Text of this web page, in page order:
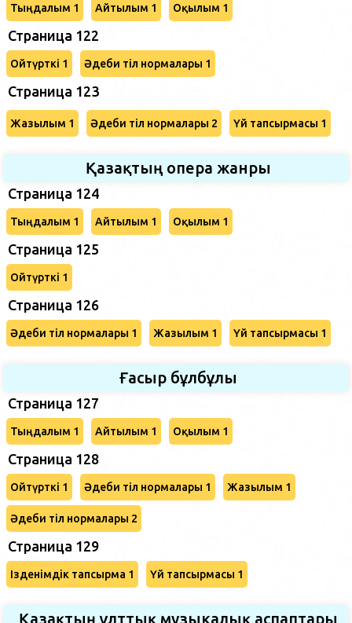
Тыңдалым 1 Айтылым 1 Оқылым 1
Страница 122
Ойтүрткі 1 Әдеби тіл нормалары 1
Страница 123
Жазылым 1 Әдеби тіл нормалары 2 Үй тапсырмасы 1
Қазақтың опера жанры
Страница 124
Тыңдалым 1 Айтылым 1 Оқылым 1
Страница 125
Ойтүрткі 1
Страница 126
Әдеби тіл нормалары 1 Жазылым 1 Үй тапсырмасы 1
Ғасыр бұлбұлы
Страница 127
Тыңдалым 1 Айтылым 1 Оқылым 1
Страница 128
Ойтүрткі 1 Әдеби тіл нормалары 1 Жазылым 1
Әдеби тіл нормалары 2
Страница 129
Ізденімдік тапсырма 1 Үй тапсырмасы 1
Қазақтың ұлттық музыкалық аспаптары